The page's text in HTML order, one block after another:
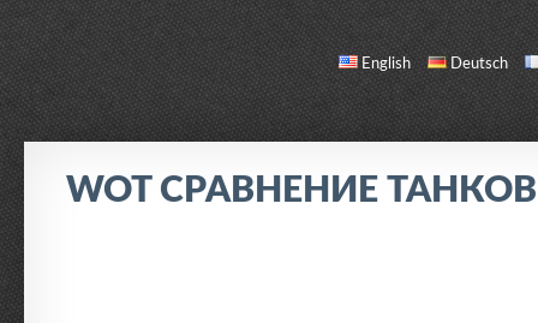
English Deutsch
WOT СРАВНЕНИЕ